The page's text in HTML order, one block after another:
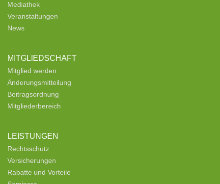
Mediathek
Veranstaltungen
News
MITGLIEDSCHAFT
Mitglied werden
Änderungsmitteilung
Beitragsordnung
Mitgliederbereich
LEISTUNGEN
Rechtsschutz
Versicherungen
Rabatte und Vorteile